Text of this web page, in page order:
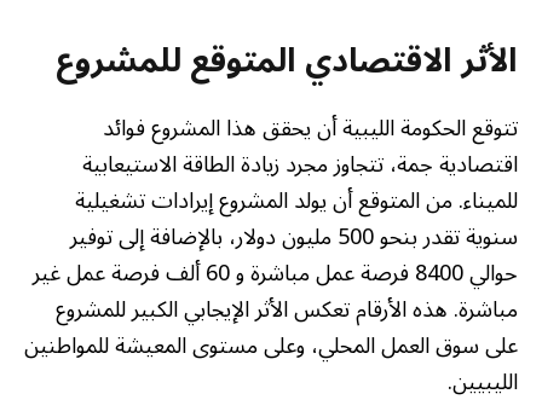
الأثر الاقتصادي المتوقع للمشروع
تتوقع الحكومة الليبية أن يحقق هذا المشروع فوائد
اقتصادية جمة، تتجاوز مجرد زيادة الطاقة الاستيعابية
للميناء. من المتوقع أن يولد المشروع إيرادات تشغيلية
سنوية تقدر بنحو 500 مليون دولار، بالإضافة إلى توفير
حوالي 8400 فرصة عمل مباشرة و 60 ألف فرصة عمل غير
مباشرة. هذه الأرقام تعكس الأثر الإيجابي الكبير للمشروع
على سوق العمل المحلي، وعلى مستوى المعيشة للمواطنين
الليبيين.